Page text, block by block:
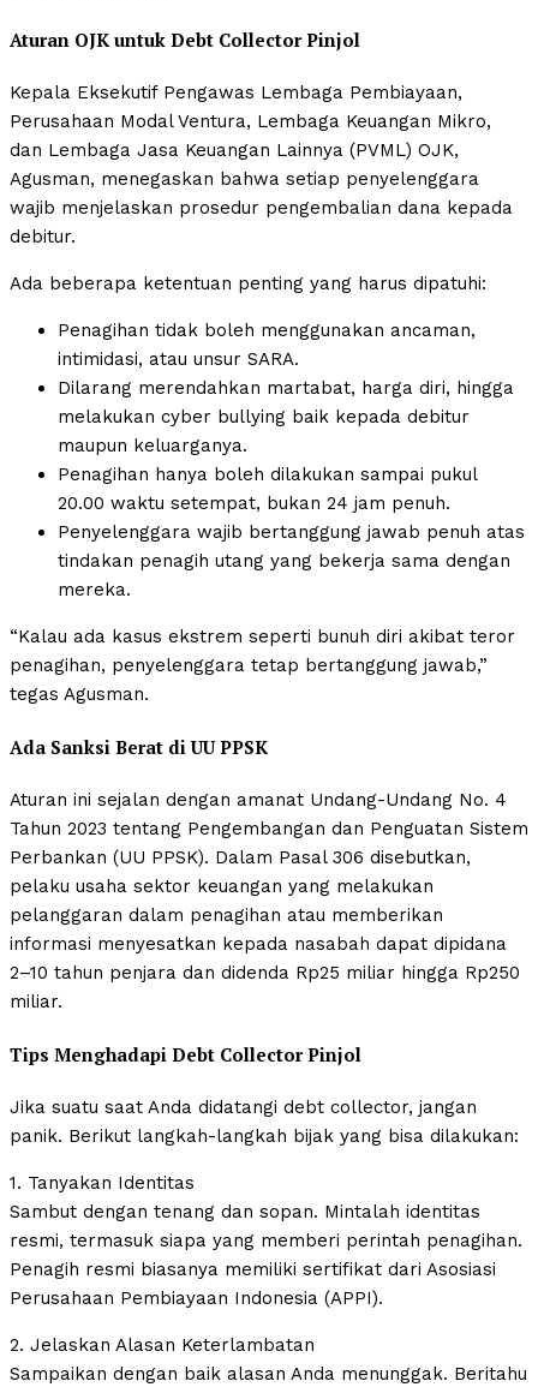
Aturan OJK untuk Debt Collector Pinjol
Kepala Eksekutif Pengawas Lembaga Pembiayaan,
Perusahaan Modal Ventura, Lembaga Keuangan Mikro,
dan Lembaga Jasa Keuangan Lainnya (PVML) OJK,
Agusman, menegaskan bahwa setiap penyelenggara
wajib menjelaskan prosedur pengembalian dana kepada
debitur.
Ada beberapa ketentuan penting yang harus dipatuhi:
Penagihan tidak boleh menggunakan ancaman,
intimidasi, atau unsur SARA.
Dilarang merendahkan martabat, harga diri, hingga
melakukan cyber bullying baik kepada debitur
maupun keluarganya.
Penagihan hanya boleh dilakukan sampai pukul
20.00 waktu setempat, bukan 24 jam penuh.
Penyelenggara wajib bertanggung jawab penuh atas
tindakan penagih utang yang bekerja sama dengan
mereka.
“Kalau ada kasus ekstrem seperti bunuh diri akibat teror
penagihan, penyelenggara tetap bertanggung jawab,”
tegas Agusman.
Ada Sanksi Berat di UU PPSK
Aturan ini sejalan dengan amanat Undang-Undang No. 4
Tahun 2023 tentang Pengembangan dan Penguatan Sistem
Perbankan (UU PPSK). Dalam Pasal 306 disebutkan,
pelaku usaha sektor keuangan yang melakukan
pelanggaran dalam penagihan atau memberikan
informasi menyesatkan kepada nasabah dapat dipidana
2–10 tahun penjara dan didenda Rp25 miliar hingga Rp250
miliar.
Tips Menghadapi Debt Collector Pinjol
Jika suatu saat Anda didatangi debt collector, jangan
panik. Berikut langkah-langkah bijak yang bisa dilakukan:
1. Tanyakan Identitas
Sambut dengan tenang dan sopan. Mintalah identitas
resmi, termasuk siapa yang memberi perintah penagihan.
Penagih resmi biasanya memiliki sertifikat dari Asosiasi
Perusahaan Pembiayaan Indonesia (APPI).
2. Jelaskan Alasan Keterlambatan
Sampaikan dengan baik alasan Anda menunggak. Beritahu